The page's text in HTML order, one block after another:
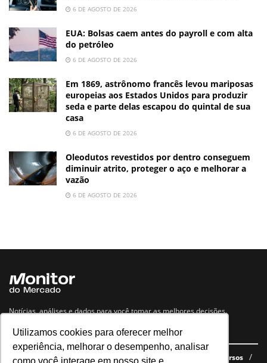
Utilizamos cookies para oferecer melhor
experiência, melhorar o desempenho, analisar
6 DE AGOSTO DE 2026
EUA: Bolsas caem antes do payroll e com alta
do petróleo
6 DE AGOSTO DE 2026
Em 1869, astrônomo francês levou mariposas
europeias aos Estados Unidos para produzir
seda e parte delas escapou do quintal de sua
casa
6 DE AGOSTO DE 2026
Oleodutos revestidos por dentro conseguem
diminuir atrito, proteger o aço e melhorar a
vazão
6 DE AGOSTO DE 2026
Notícias, análises e dados para você tomar as melhores decisões.
Navegue no site
Últimas notícias Quem somos E-books gratuitos Cursos